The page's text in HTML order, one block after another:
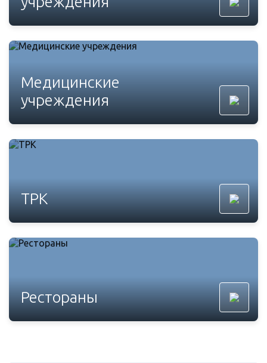
Медицинские
учреждения
ТРК
Рестораны